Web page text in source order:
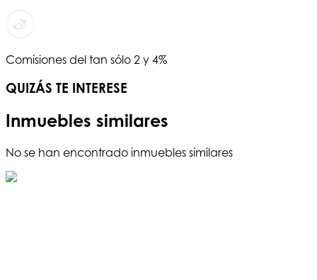
Comisiones del tan sólo 2 y 4%
QUIZÁS TE INTERESE
Inmuebles similares
No se han encontrado inmuebles similares